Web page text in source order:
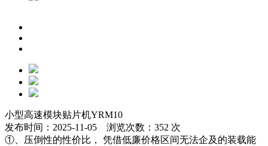
小型高速模块贴片机YRM10
发布时间：2025-11-05 浏览次数：352 次
①、压倒性的性价比， 凭借低廉价格区间无法企及的装载能